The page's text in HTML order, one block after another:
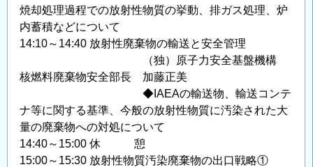
焼却処理過程での放射性物質の挙動、排ガス処理、炉
内蓄積などについて
14:10～14:40 放射性廃棄物の輸送と安全管理
（独）原子力安全基盤機構
核燃料廃棄物安全部長 加藤正美
◆IAEAの輸送物、輸送コンテ
ナ等に関する基準、今般の放射性物質に汚染された大
量の廃棄物への対処について
14:40～15:00 休 憩
15:00～15:30 放射性物質汚染廃棄物の出口戦略①